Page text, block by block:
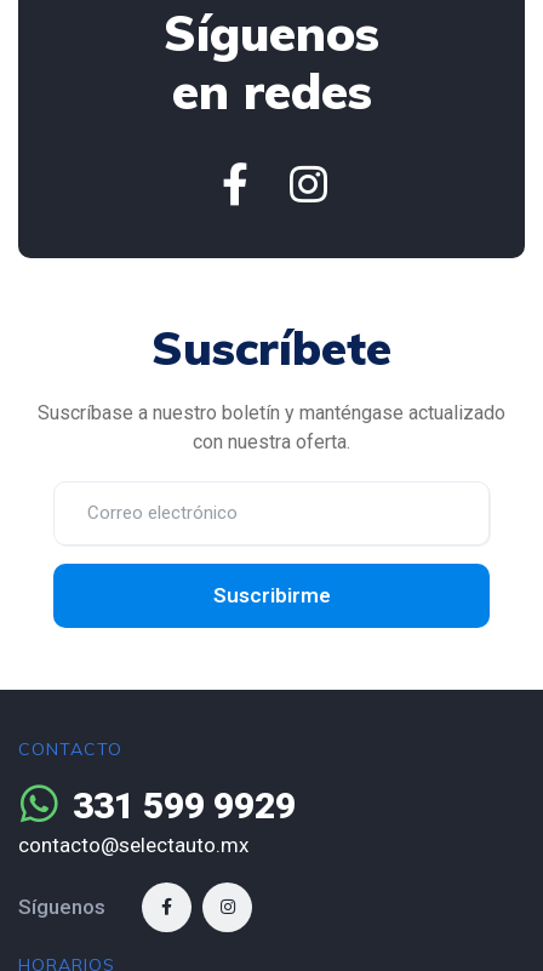
Síguenos
en redes
Suscríbete
Suscríbase a nuestro boletín y manténgase actualizado
con nuestra oferta.
Suscribirme
HORARIOS
CONTACTO
331 599 9929
contacto@selectauto.mx
Síguenos